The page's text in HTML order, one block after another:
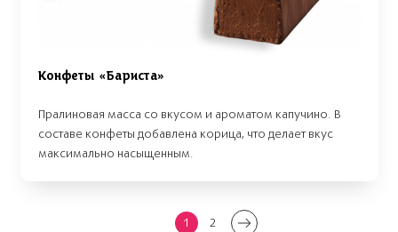
Конфеты «Бариста»
Пралиновая масса со вкусом и ароматом капучино. В
составе конфеты добавлена корица, что делает вкус
максимально насыщенным.
1 2